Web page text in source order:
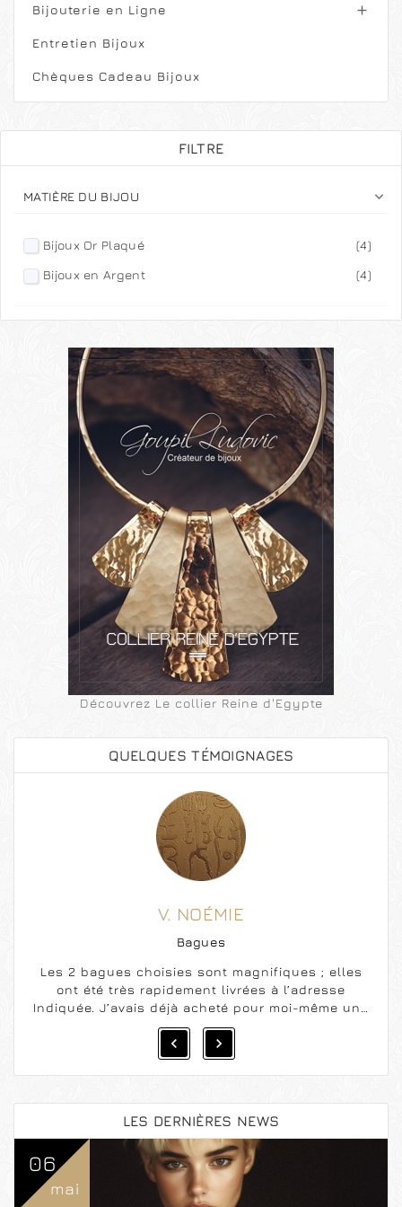
Bijouterie en Ligne 
Entretien Bijoux
Chèques Cadeau Bijoux
FILTRE
MATIÈRE DU BIJOU 
Bijoux Or Plaqué
(4)
Bijoux en Argent
(4)
Découvrez Le collier Reine d'Egypte
QUELQUES TÉMOIGNAGES
V. NOÉMIE
Bagues
Les 2 bagues choisies sont magnifiques ; elles
ont été très rapidement livrées à l’adresse
Indiquée. J’avais déjà acheté pour moi-même une
bague il y a 5 ou 6 ans sur le marché de Noël de
Chambéry ; je la porte constamment, elle est
toujours aussi belle. Merci MR Goupil pour votre
beau travail.
 
LES DERNIÈRES NEWS
06
mai